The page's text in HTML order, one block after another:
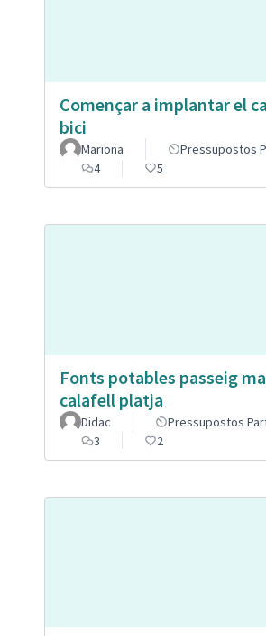
Començar a implantar el
bici
Mariona
Pressupostos
4
5
Fonts potables passeig
calafell platja
Didac
Pressupostos
3
2